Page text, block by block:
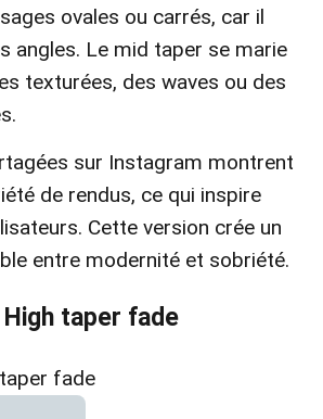
ovales ou carrés, car il
angles. Le mid taper se marie
texturées, des waves ou des
sur Instagram montrent
de rendus, ce qui inspire
Cette version crée un
entre modernité et sobriété.
High taper fade